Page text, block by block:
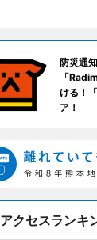
防災通
「
ける！
ア！
アクセスランキ